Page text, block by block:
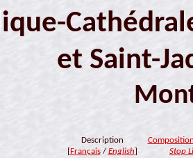
et Saint-
Description
Français/ English
Stop